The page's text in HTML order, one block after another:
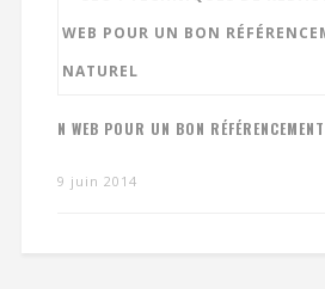
N WEB POUR UN BON
9 juin 2014